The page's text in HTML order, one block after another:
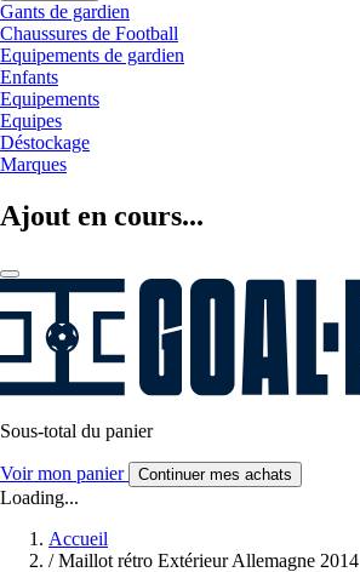
Gants de gardien
Chaussures de Football
Equipements de gardien
Enfants
Equipements
Equipes
Déstockage
Marques
Ajout en cours...
Sous-total du panier
Voir mon panier Continuer mes achats
Loading...
Accueil
/ Maillot rétro Extérieur Allemagne 2014